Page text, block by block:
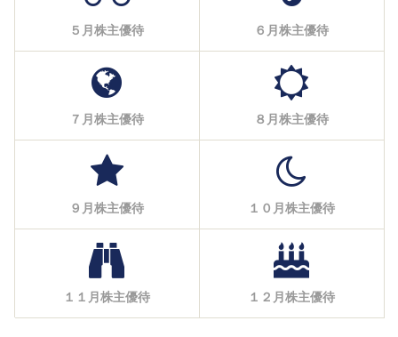
５月株主優待 ６月株主優待
７月株主優待 ８月株主優待
９月株主優待 １０月株主優待
１１月株主優待 １２月株主優待